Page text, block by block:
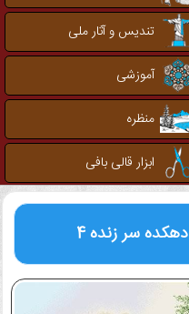
تندیس و آثار ملی
آموزشی
منظره
ابزار قالی بافی
دهکده سر زنده 4